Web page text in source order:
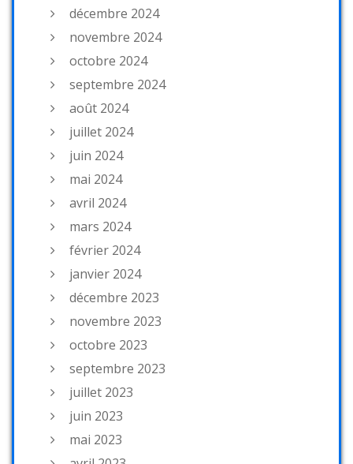
décembre 2024
novembre 2024
octobre 2024
septembre 2024
août 2024
juillet 2024
juin 2024
mai 2024
avril 2024
mars 2024
février 2024
janvier 2024
décembre 2023
novembre 2023
octobre 2023
septembre 2023
juillet 2023
juin 2023
mai 2023